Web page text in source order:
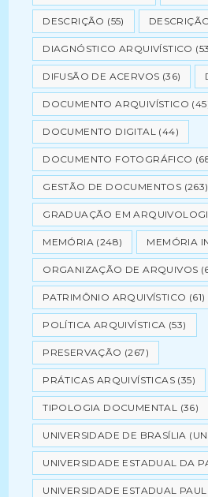
DESCRIÇÃO (55)
DIAGNÓSTICO ARQUIVÍSTICO
DIFUSÃO DE ACERVOS (36)
DOCUMENTO ARQUIVÍSTICO
DOCUMENTO DIGITAL (44)
DOCUMENTO FOTOGRÁFICO
GESTÃO DE DOCUMENTOS (263)
GRADUAÇÃO EM
MEMÓRIA (248) MEMÓRIA
ORGANIZAÇÃO DE ARQUIVOS
PATRIMÔNIO ARQUIVÍSTICO (61)
POLÍTICA ARQUIVÍSTICA (53)
PRESERVAÇÃO (267)
PRÁTICAS ARQUIVÍSTICAS (35)
TIPOLOGIA DOCUMENTAL (36)
UNIVERSIDADE DE BRASÍLIA
UNIVERSIDADE ESTADUAL DA
UNIVERSIDADE ESTADUAL